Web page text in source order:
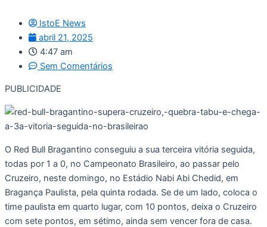
IstoE News
abril 21, 2025
4:47 am
Sem Comentários
PUBLICIDADE
O Red Bull Bragantino conseguiu a sua terceira vitória seguida,
todas por 1 a 0, no Campeonato Brasileiro, ao passar pelo
Cruzeiro, neste domingo, no Estádio Nabi Abi Chedid, em
Bragança Paulista, pela quinta rodada. Se de um lado, coloca o
time paulista em quarto lugar, com 10 pontos, deixa o Cruzeiro
com sete pontos, em sétimo, ainda sem vencer fora de casa.